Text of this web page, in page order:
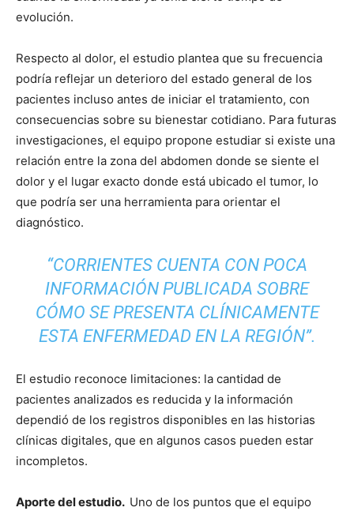
evolución.
Respecto al dolor, el estudio plantea que su frecuencia
podría reflejar un deterioro del estado general de los
pacientes incluso antes de iniciar el tratamiento, con
consecuencias sobre su bienestar cotidiano. Para futuras
investigaciones, el equipo propone estudiar si existe una
relación entre la zona del abdomen donde se siente el
dolor y el lugar exacto donde está ubicado el tumor, lo
que podría ser una herramienta para orientar el
diagnóstico.
“CORRIENTES CUENTA CON POCA
INFORMACIÓN PUBLICADA SOBRE
CÓMO SE PRESENTA CLÍNICAMENTE
ESTA ENFERMEDAD EN LA REGIÓN”.
El estudio reconoce limitaciones: la cantidad de
pacientes analizados es reducida y la información
dependió de los registros disponibles en las historias
clínicas digitales, que en algunos casos pueden estar
incompletos.
Aporte del estudio. Uno de los puntos que el equipo